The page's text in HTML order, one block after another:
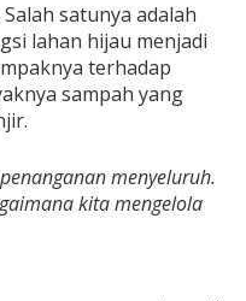
satunya adalah
lahan hijau menjadi
terhadap
sampah yang
menyeluruh.
kita mengelola